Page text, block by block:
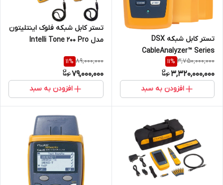
تستر کابل شبکه DSX
CableAnalyzer™ Series
Copper Cable Certifiers
DSX2-8000
3,750,000,000
11%
3,320,000,000
افزودن به سبد
تستر کابل شبکه فلوک اینتلیتون
مدل Intelli Tone 200 Pro
89,000,000
11%
79,000,000
افزودن به سبد